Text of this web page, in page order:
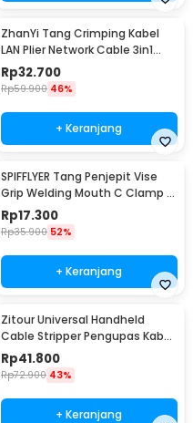
ZhanYi Tang Crimping Kabel
LAN Plier Network Cable 3in1
RJ45 RJ11 RJ12 - HT-315
Rp32.700
Rp59.900 46%
+ Keranjang
SPIFFLYER Tang Penjepit Vise
Grip Welding Mouth C Clamp 5
Inch - A161
Rp17.300
Rp35.900 52%
+ Keranjang
Zitour Universal Handheld
Cable Stripper Pengupas Kabel
Portabel - ZE00
Rp41.800
Rp72.900 43%
+ Keranjang